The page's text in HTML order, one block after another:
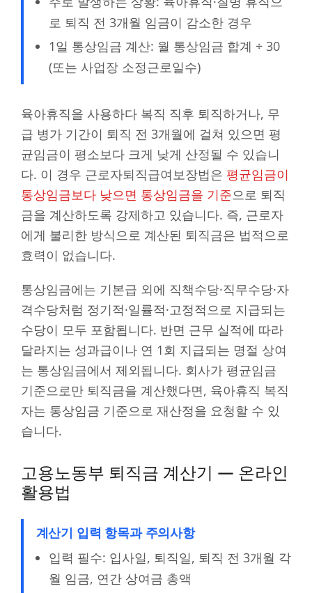
로 퇴직 전 3개월 임금이 감소한 경우
1일 통상임금 계산: 월 통상임금 합계 ÷ 30
(또는 사업장 소정근로일수)
육아휴직을 사용하다 복직 직후 퇴직하거나, 무
급 병가 기간이 퇴직 전 3개월에 걸쳐 있으면 평
균임금이 평소보다 크게 낮게 산정될 수 있습니
다. 이 경우 근로자퇴직급여보장법은 평균임금이
통상임금보다 낮으면 통상임금을 기준으로 퇴직
금을 계산하도록 강제하고 있습니다. 즉, 근로자
에게 불리한 방식으로 계산된 퇴직금은 법적으로
효력이 없습니다.
통상임금에는 기본급 외에 직책수당·직무수당·자
격수당처럼 정기적·일률적·고정적으로 지급되는
수당이 모두 포함됩니다. 반면 근무 실적에 따라
달라지는 성과급이나 연 1회 지급되는 명절 상여
는 통상임금에서 제외됩니다. 회사가 평균임금
기준으로만 퇴직금을 계산했다면, 육아휴직 복직
자는 통상임금 기준으로 재산정을 요청할 수 있
습니다.
고용노동부 퇴직금 계산기 — 온라인
활용법
계산기 입력 항목과 주의사항
입력 필수: 입사일, 퇴직일, 퇴직 전 3개월 각
월 임금, 연간 상여금 총액